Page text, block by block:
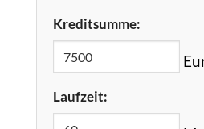
Kreditsumme:
Laufzeit: